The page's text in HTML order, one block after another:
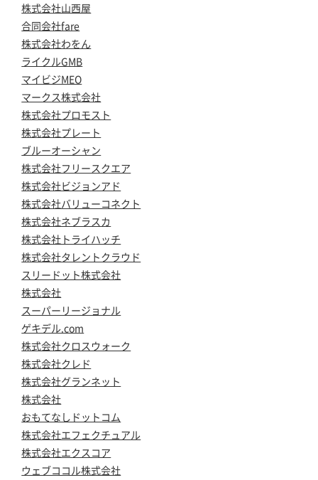
株式会社山西屋
合同会社fare
株式会社わをん
ライクルGMB
マイビジMEO
マークス株式会社
株式会社プロモスト
株式会社プレート
ブルーオーシャン
株式会社フリースクエア
株式会社ビジョンアド
株式会社バリューコネクト
株式会社ネブラスカ
株式会社トライハッチ
株式会社タレントクラウド
スリードット株式会社
株式会社
スーパーリージョナル
ゲキデル.com
株式会社クロスウォーク
株式会社クレド
株式会社グランネット
株式会社
おもてなしドットコム
株式会社エフェクチュアル
株式会社エクスコア
ウェブココル株式会社